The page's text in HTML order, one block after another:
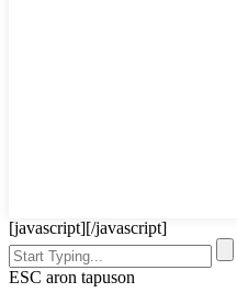
[javascript][/javascript]
ESC aron tapuson